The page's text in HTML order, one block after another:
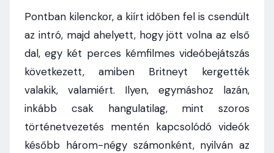
Pontban kilenckor, a kiírt időben fel is csendült
az intró, majd ahelyett, hogy jött volna az első
dal, egy két perces kémfilmes videóbejátszás
következett, amiben Britneyt kergették
valakik, valamiért. Ilyen, egymáshoz lazán,
inkább csak hangulatilag, mint szoros
történetvezetés mentén kapcsolódó videók
később három-négy számonként, nyilván az